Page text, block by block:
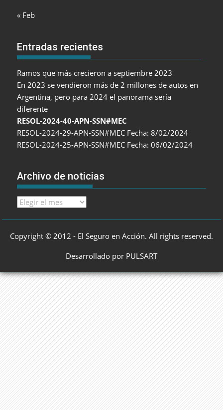
« Feb
Entradas recientes
Ramos que más crecieron a septiembre 2023
En 2023 se vendieron más de 2 millones de autos en
Argentina, pero para 2024 el panorama sería
diferente
RESOL-2024-40-APN-SSN#MEC
RESOL-2024-29-APN-SSN#MEC Fecha: 8/02/2024
RESOL-2024-25-APN-SSN#MEC Fecha: 06/02/2024
Archivo de noticias
Archivo
Copyright © 2012 - El Seguro en Acción. All rights reserved.
Desarrollado por PULSART